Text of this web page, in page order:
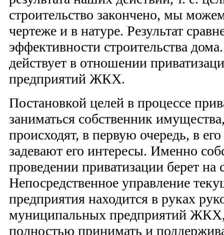
строительство закончено, мы
чертеже и в натуре. Результат
эффективности строительства
действует в отношении
предприятий ЖКХ.
Постановкой целей в процессе
заниматься собственник
происходят, в первую очередь, в
задевают его интересы. Именно
проведении приватизации берет на
Непосредственное управление
предприятия находится в руках
муниципальных предприятий
полностью принимать и